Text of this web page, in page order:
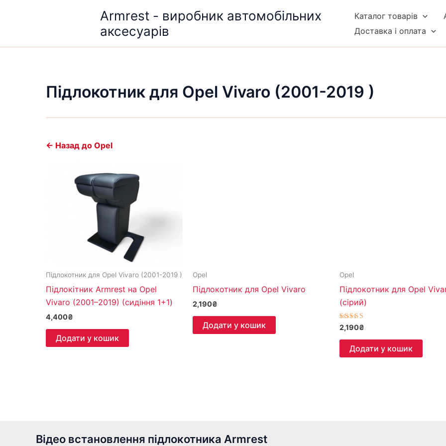
Armrest - виробник автомобільних
аксесуарів
Каталог товарів
Доставка і оплата
Підлокотник для Opel Vivaro (2001-2019 )
← Назад до Opel
Підлокотник для Opel Vivaro (2001-2019 )
Підлокітник Armrest на Opel
Vivaro (2001–2019) (сидіння 1+1)
4,400₴
Додати у кошик
Opel
Підлокотник для Opel Vivaro
2,190₴
Додати у кошик
Opel
Підлокотник для Opel
(сірий)
Оцінено в
5.00
з 5
2,190₴
Додати у кошик
Відео встановлення підлокотника Armrest